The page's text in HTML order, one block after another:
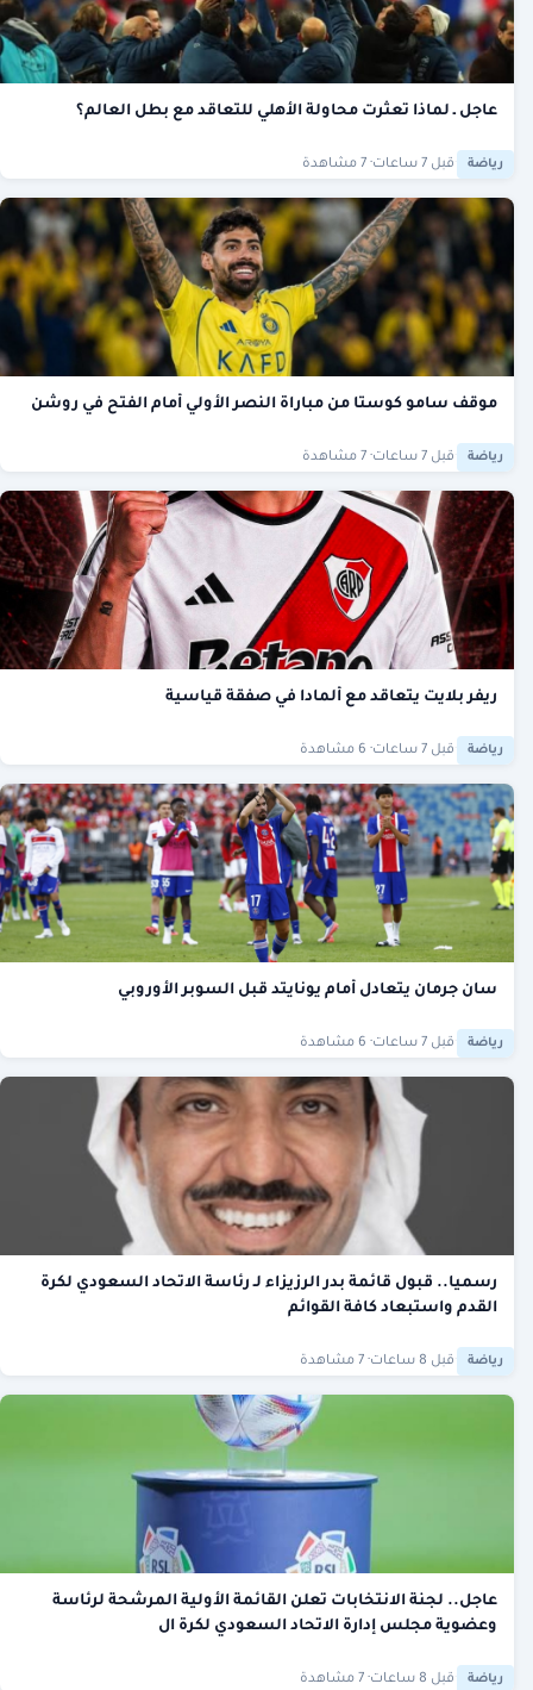
عاجل ـ لماذا تعثرت محاولة الأهلي للتعاقد مع بطل العالم؟
رياضة قبل 7 ساعات · 7 مشاهدة
موقف سامو كوستا من مباراة النصر الأولي أمام الفتح في روشن
رياضة قبل 7 ساعات · 7 مشاهدة
ريفر بلايت يتعاقد مع ألمادا في صفقة قياسية
رياضة قبل 7 ساعات · 6 مشاهدة
سان جرمان يتعادل أمام يونايتد قبل السوبر الأوروبي
رياضة قبل 7 ساعات · 6 مشاهدة
رسميا.. قبول قائمة بدر الرزيزاء لـ رئاسة الاتحاد السعودي لكرة
القدم واستبعاد كافة القوائم
رياضة قبل 8 ساعات · 7 مشاهدة
عاجل.. لجنة الانتخابات تعلن القائمة الأولية المرشحة لرئاسة
وعضوية مجلس إدارة الاتحاد السعودي لكرة ال
رياضة قبل 8 ساعات · 7 مشاهدة